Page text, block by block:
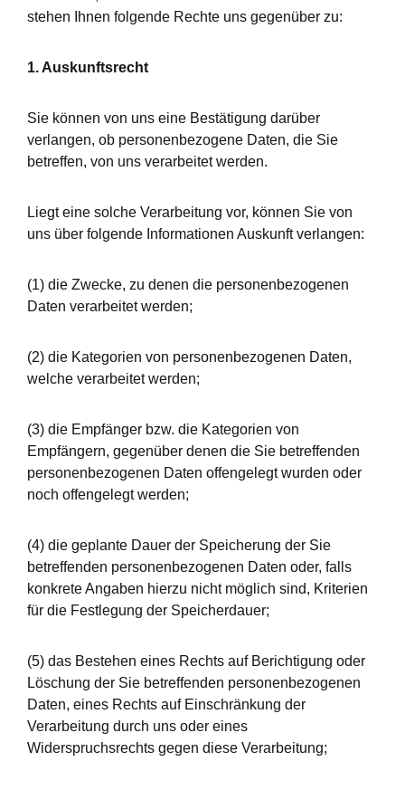
stehen Ihnen folgende Rechte uns gegenüber zu:
1. Auskunftsrecht
Sie können von uns eine Bestätigung darüber
verlangen, ob personenbezogene Daten, die Sie
betreffen, von uns verarbeitet werden.
Liegt eine solche Verarbeitung vor, können Sie von
uns über folgende Informationen Auskunft verlangen:
(1) die Zwecke, zu denen die personenbezogenen
Daten verarbeitet werden;
(2) die Kategorien von personenbezogenen Daten,
welche verarbeitet werden;
(3) die Empfänger bzw. die Kategorien von
Empfängern, gegenüber denen die Sie betreffenden
personenbezogenen Daten offengelegt wurden oder
noch offengelegt werden;
(4) die geplante Dauer der Speicherung der Sie
betreffenden personenbezogenen Daten oder, falls
konkrete Angaben hierzu nicht möglich sind, Kriterien
für die Festlegung der Speicherdauer;
(5) das Bestehen eines Rechts auf Berichtigung oder
Löschung der Sie betreffenden personenbezogenen
Daten, eines Rechts auf Einschränkung der
Verarbeitung durch uns oder eines
Widerspruchsrechts gegen diese Verarbeitung;